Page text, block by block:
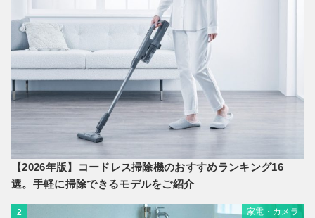
【2026年版】コードレス掃除機のおすすめランキング16
選。手軽に掃除できるモデルをご紹介
2 家電・カメラ